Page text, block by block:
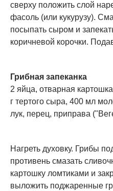
сверху положить слой
фасоль (или кукурузу).
посыпать сыром и
коричневой корочки.
Грибная запеканка
2 яйца, отварная
г тертого сыра, 400 мл
лук, перец, приправа
Нагреть духовку. Грибы
противень смазать
картошку ломтиками и
выложить поджаренные